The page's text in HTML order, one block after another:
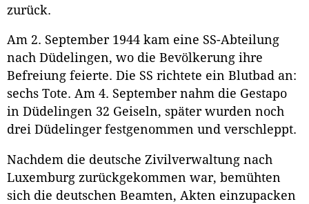
zurück.
Am 2. September 1944 kam eine SS-Abteilung
nach Düdelingen, wo die Bevölkerung ihre
Befreiung feierte. Die SS richtete ein Blutbad an:
sechs Tote. Am 4. September nahm die Gestapo
in Düdelingen 32 Geiseln, später wurden noch
drei Düdelinger festgenommen und verschleppt.
Nachdem die deutsche Zivilverwaltung nach
Luxemburg zurückgekommen war, bemühten
sich die deutschen Beamten, Akten einzupacken